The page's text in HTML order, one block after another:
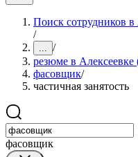
Поиск сотрудников в
/
... /
резюме в Алексеевке
фасовщик/
частичная занятость
фасовщик